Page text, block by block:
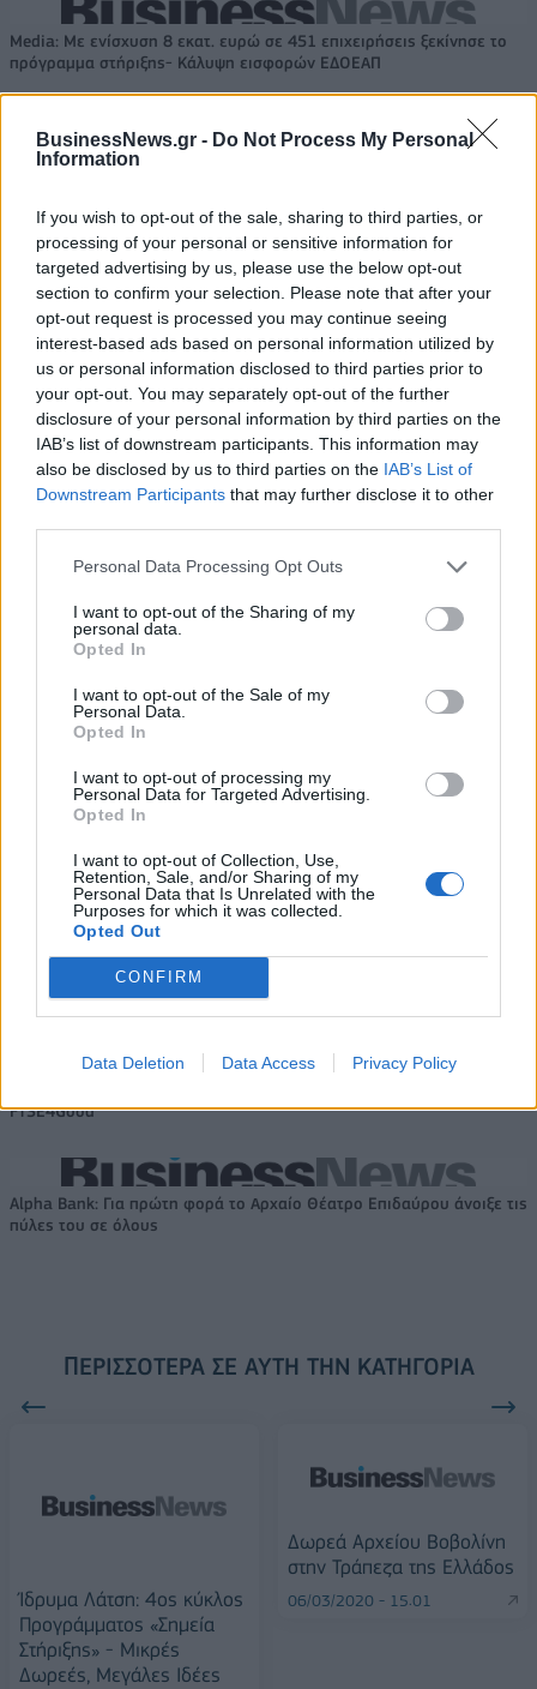
BusinessNews.gr - Do Not Process My Personal
Information
If you wish to opt-out of the sale, sharing to third parties, or
processing of your personal or sensitive information for
targeted advertising by us, please use the below opt-out
section to confirm your selection. Please note that after your
opt-out request is processed you may continue seeing
interest-based ads based on personal information utilized by
us or personal information disclosed to third parties prior to
your opt-out. You may separately opt-out of the further
disclosure of your personal information by third parties on the
IAB’s list of downstream participants. This information may
also be disclosed by us to third parties on the IAB’s List of
Downstream Participants that may further disclose it to other
Personal Data Processing Opt Outs
I want to opt-out of the Sharing of my
personal data.
Opted In
I want to opt-out of the Sale of my
Personal Data.
Opted In
I want to opt-out of processing my
Personal Data for Targeted Advertising.
Opted In
I want to opt-out of Collection, Use,
Retention, Sale, and/or Sharing of my
Personal Data that Is Unrelated with the
Purposes for which it was collected.
Opted Out
CONFIRM
Data Deletion Data Access Privacy Policy
Media: Με ενίσχυση 8 εκατ. ευρώ σε 451 επιχειρήσεις ξεκίνησε το
πρόγραμμα στήριξης- Κάλυψη εισφορών ΕΔΟΕΑΠ
Η Toyota φέρνει νέα γενιά
Σε κινεζική… πολιορκία η
Νέο Audi A2 e-tron με στόχο την κορυφή της αποδοτικότητας
Σασλόγλου: «Ξεχνάμε ό,τι έγινε
και προχωράμε»
Εθνική Κορασίδων: Νίκησε με
74-65 τη Δανία και παίζει
ημιτελικό με τη Νορβηγία
Β.Σ. Καρούλιας: Τζίρος 98,7
57% - Τα νέα στοιχήματα σε
low & non alcohol
σύμβουλος της ΔΕΗ για την
Το FIAT 500 Hybrid τώρα από
18.990 ευρώ
συνεχίζουν μαζί: Ανανέωση της
FTSE4Good
Alpha Bank: Για πρώτη φορά το Αρχαίο Θέατρο Επιδαύρου άνοιξε τις
πύλες του σε όλους
ΠΕΡΙΣΣΌΤΕΡΑ ΣΕ ΑΥΤΉ ΤΗΝ ΚΑΤΗΓΟΡΊΑ
Ίδρυμα Λάτση: 4oς κύκλος
Προγράμματος «Σημεία
Στήριξης» - Μικρές
Δωρεές, Μεγάλες Ιδέες
Δωρεά Αρχείου Βοβολίνη
στην Τράπεζα της Ελλάδος
06/03/2020 - 15:01